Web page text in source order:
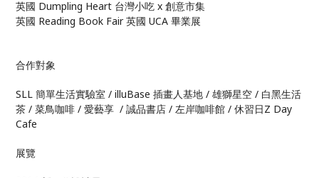
英國 Dumpling Heart 台灣小吃 x 創意市集
英國 Reading Book Fair 英國 UCA 畢業展
合作對象
SLL 簡單生活實驗室 / illuBase 插畫人基地 / 雄獅星空 / 白黑生活
茶 / 菜鳥咖啡 / 愛藝享 / 誠品書店 / 左岸咖啡館 / 休習日Z Day
Cafe
展覽